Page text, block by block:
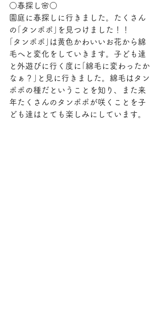
○春探し🌸○
園庭に春探しに行きました。たくさん
の｢タンポポ｣を見つけました！！
｢タンポポ｣は黄色かわいいお花から綿
毛へと変化をしていきます。子ども達
と外遊びに行く度に｢綿毛に変わったか
なぁ？｣と見に行きました。綿毛はタン
ポポの種だということを知り、また来
年たくさんのタンポポが咲くことを子
ども達はとても楽しみにしています。